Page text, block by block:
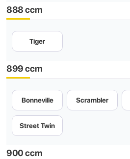
888 ccm
Tiger
899 ccm
Bonneville Scrambler
Street Twin
900 ccm